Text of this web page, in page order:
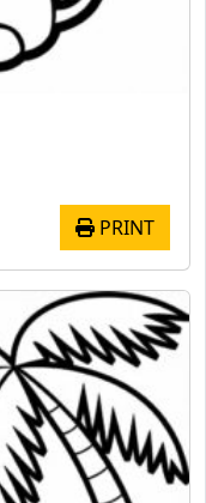
PRINT